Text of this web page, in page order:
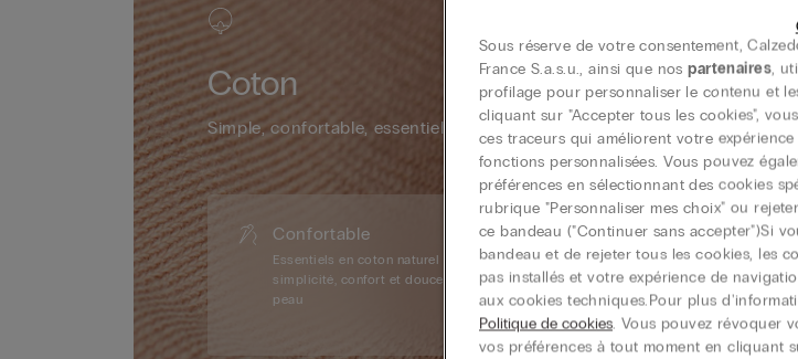
Coton
Simple, confortable, essentiel
Confortable
Essentiels en coton naturel :
simplicité, confort et douceur sur la
peau
Résistant
Le coton, fibre naturelle
intemporelle, allie
peau et résistance, pour
quotidien en toute
Sous réserve de votre consentement,
France S.a.s.u., ainsi que nospartenaires,
profilage pour personnaliser le contenu et
cliquant sur "Accepter tous les cookies",
ces traceurs qui améliorent votre
fonctions personnalisées. Vous pouvez
préférences en sélectionnant des cookies
rubrique "Personnaliser mes choix" ou
ce bandeau ("Continuer sans accepter")​ Si
bandeau et de rejeter tous les cookies, les
pas installés et votre expérience de
aux cookies techniques.​ Pour plus
Politique de cookies. Vous pouvez révoquer
vos préférences à tout moment en cliquant